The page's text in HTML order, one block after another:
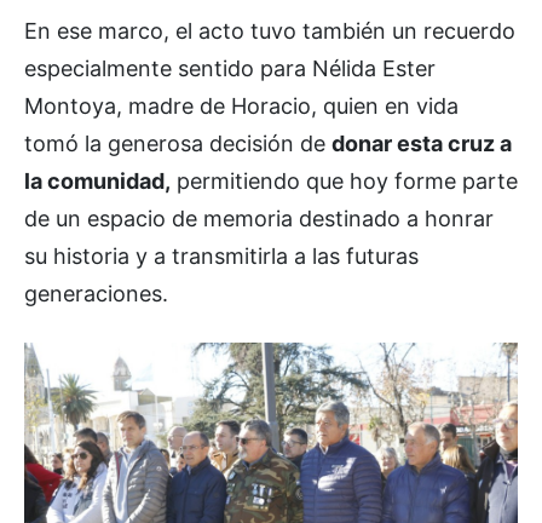
En ese marco, el acto tuvo también un recuerdo
especialmente sentido para Nélida Ester
Montoya, madre de Horacio, quien en vida
tomó la generosa decisión de donar esta cruz a
la comunidad, permitiendo que hoy forme parte
de un espacio de memoria destinado a honrar
su historia y a transmitirla a las futuras
generaciones.